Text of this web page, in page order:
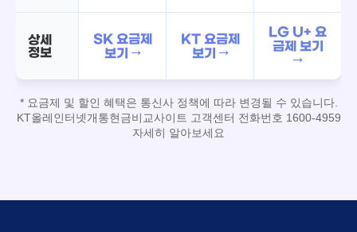
상세
정보
SK 요금제
보기 →
KT 요금제
보기 →
LG U+ 요
금제 보기
→
* 요금제 및 할인 혜택은 통신사 정책에 따라 변경될 수 있습니다.
KT올레인터넷개통현금비교사이트 고객센터 전화번호 1600-4959
자세히 알아보세요